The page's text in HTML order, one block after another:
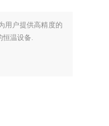
用户提供高精度的
温设备.